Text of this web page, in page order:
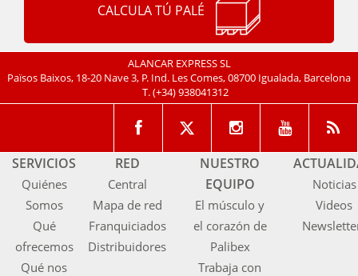
CALCULA TÚ PALÉ
ALANCAR EXPRESS SL
Països Baixos, 18-20 Nave 3, P. Ind. Les Comes, 08700 Igualada, Barcelona
T.(+34) 938041312
SERVICIOS
Quiénes
Somos
Qué
ofrecemos
Qué nos
RED
Central
Mapa de red
Franquiciados
Distribuidores
NUESTRO
EQUIPO
El músculo y
el corazón de
Palibex
Trabaja con
Noticias
Videos